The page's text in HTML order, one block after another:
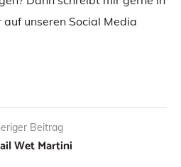
unseren Social Media
Beitrag
Wet Martini